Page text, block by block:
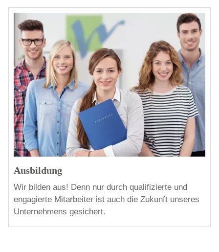
Ausbildung
Wir bilden aus! Denn nur durch qualifizierte und
engagierte Mitarbeiter ist auch die Zukunft unseres
Unternehmens gesichert.